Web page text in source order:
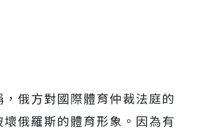
俄方對國際體育仲裁法庭的
俄羅斯的體育形象。因為有